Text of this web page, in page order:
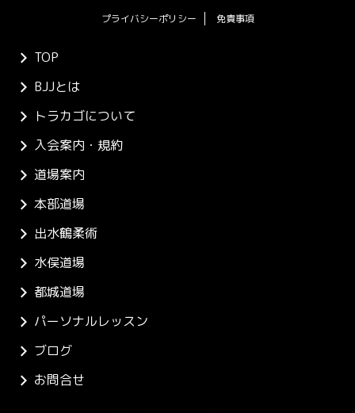
プライバシーポリシー 免責事項
TOP
BJJとは
トラカゴについて
入会案内・規約
道場案内
本部道場
出水鶴柔術
水俣道場
都城道場
パーソナルレッスン
ブログ
お問合せ